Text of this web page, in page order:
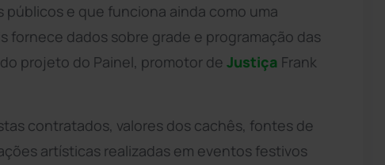
e que funciona ainda como uma
fornece dados sobre grade e programação das
projeto do Painel, promotor de Justiça Frank
contratados, valores dos cachês, fontes de
artísticas realizadas em eventos festivos